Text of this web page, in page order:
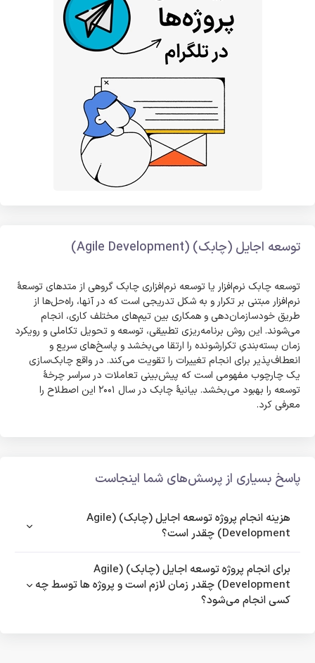
توسعه اجایل (چابک) (Agile Development)
توسعه چابک نرم‌افزار یا توسعه نرم‌افزاری چابک گروهی از متدهای توسعهٔ
نرم‌افزار مبتنی بر تکرار و به شکل تدریجی است که در آنها، راه‌حل‌ها از
طریق خودسازمان‌دهی و همکاری بین تیم‌های مختلف کاری، انجام
می‌شوند. این روش برنامه‌ریزی تطبیقی، توسعه و تحویل تکاملی و رویکرد
زمان بسته‌بندیِ تکرارشونده را ارتقا می‌بخشد و پاسخ‌های سریع و
انعطاف‌پذیر برای انجام تغییرات را تقویت می‌کند. در واقع چابک‌سازی
یک چارچوب مفهومی است که پیش‌بینی تعاملات در سراسر چرخهٔ
توسعه را بهبود می‌بخشد. بیانیهٔ چابک در سال ۲۰۰۱ این اصطلاح را
معرفی کرد.
پاسخ بسیاری از پرسش‌های شما اینجاست
هزینه انجام پروژه توسعه اجایل (چابک) (Agile
Development) چقدر است؟
برای انجام پروژه توسعه اجایل (چابک) (Agile
Development) چقدر زمان لازم است و پروژه ها توسط چه
کسی انجام می‌شود؟